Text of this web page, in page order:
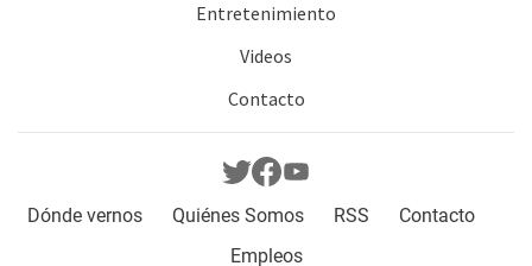
Entretenimiento
Videos
Contacto
Dónde vernos Quiénes Somos RSS
Contacto
Empleos